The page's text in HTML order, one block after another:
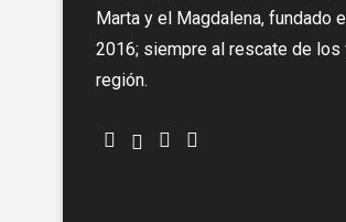
Marta y el Magdalena, fundado
2016; siempre al rescate de
región.